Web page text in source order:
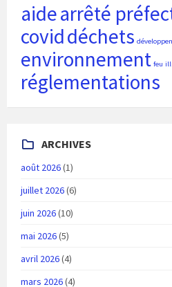
aidearrêté
coviddéchets
environnement feu
réglementations
ARCHIVES
août 2026(1)
juillet 2026(6)
juin 2026(10)
mai 2026(5)
avril 2026(4)
mars 2026(4)